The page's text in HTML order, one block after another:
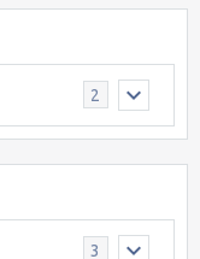
2
3